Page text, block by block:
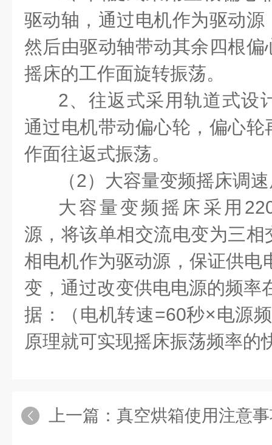
驱动轴，通过电机作为驱动
然后由驱动轴带动其余四根
摇床的工作面旋转振荡。
2、 往返式采用轨道式设
通过电机带动偏心轮，偏心
作面往返式振荡。
（2） 大容量变频摇床调
大容量变频摇床 采用
源，将该单相交流电变为三
相电机作为驱动源，保证供电
变，通过改变供电电源的频率
据：（电机转速=60秒×电源
原理就可实现摇床振荡频率的
上一篇： 真空烘箱使用注意